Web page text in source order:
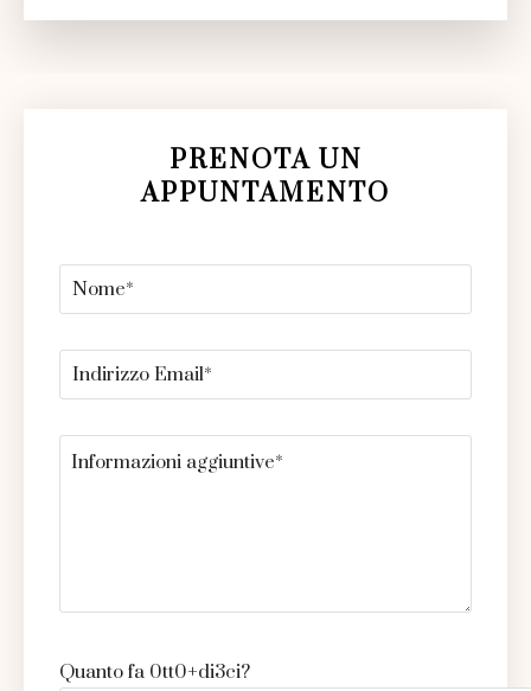
PRENOTA UN
APPUNTAMENTO
Quanto fa 0tt0+di3ci?